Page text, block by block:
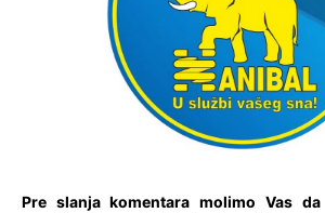
Pre slanja komentara molimo Vas